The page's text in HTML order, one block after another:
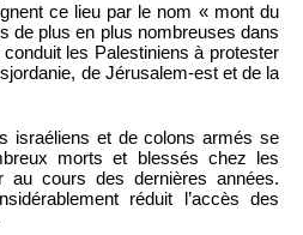
ce lieu par le nom « mont du
de plus en plus nombreuses dans
les Palestiniens à protester
de Jérusalem-est et de la
israéliens et de colons armés se
morts et blessés chez les
au cours des dernières années.
réduit l’accès des